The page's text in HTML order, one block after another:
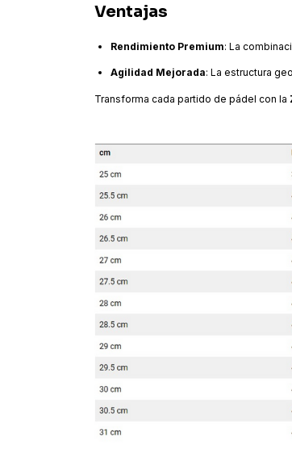
Ventajas
Rendimiento Premium: La
Agilidad Mejorada: La estructura
Transforma cada partido de pádel con la